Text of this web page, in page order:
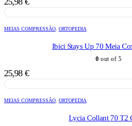
MEIAS COMPRESSÃO ORTOPEDIA
Ibici Stays Up 70 Meia
0 out of 5
25,98 €
MEIAS COMPRESSÃO ORTOPEDIA
Lycia Collant 70 T2